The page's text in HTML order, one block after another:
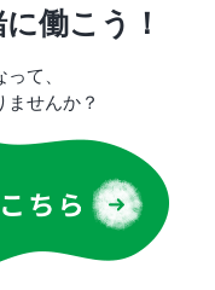
働こう！
て、
せんか？